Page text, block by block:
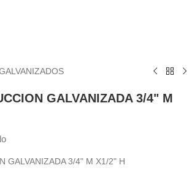
GALVANIZADA 3/4" M
GALVANIZADA 3/4" M X1/2" H